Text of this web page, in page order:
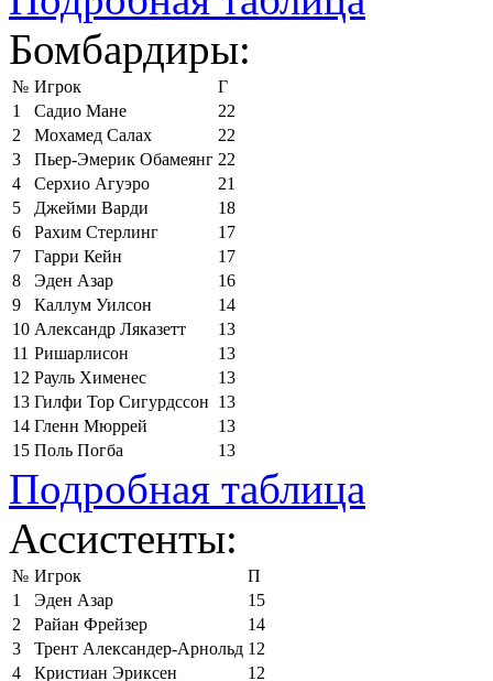
Бомбардиры:
№ Игрок
Г
1
Садио Мане
22
2
Мохамед Салах
22
3
Пьер-Эмерик Обамеянг 22
4
Серхио Агуэро
21
5
Джейми Варди
18
6
Рахим Стерлинг
17
7
Гарри Кейн
17
8
Эден Азар
16
9
Каллум Уилсон
14
10 Александр Ляказетт
13
11 Ришарлисон
13
12 Рауль Хименес
13
13 Гилфи Тор Сигурдссон 13
14 Гленн Мюррей
13
15 Поль Погба 13
Подробная таблица
Ассистенты:
№ Игрок
П
1
Эден Азар
15
2
Райан Фрейзер
14
3
Трент Александер-Арнольд 12
4
Кристиан Эриксен 12